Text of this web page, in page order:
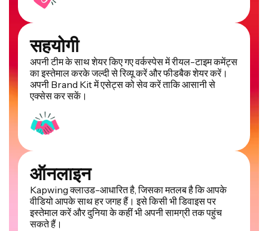
सहयोगी
अपनी टीम के साथ शेयर किए गए वर्कस्पेस में रीयल-टाइम कमेंट्स
का इस्तेमाल करके जल्दी से रिव्यू करें और फीडबैक शेयर करें।
अपनी Brand Kit में एसेट्स को सेव करें ताकि आसानी से
एक्सेस कर सकें।
ऑनलाइन
Kapwing क्लाउड-आधारित है, जिसका मतलब है कि आपके
वीडियो आपके साथ हर जगह हैं। इसे किसी भी डिवाइस पर
इस्तेमाल करें और दुनिया के कहीं भी अपनी सामग्री तक पहुंच
सकते हैं।